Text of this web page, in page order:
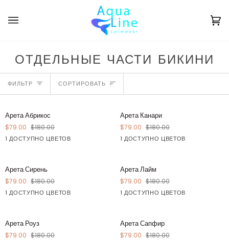
содержанию
ОТДЕЛЬНЫЕ ЧАСТИ БИКИНИ
ФИЛЬТР СОРТИРОВАТЬ
СОРТИРОВАТЬ
Арета
Абрикос
Арета Абрикос
$79.00 $180.00
1 ДОСТУПНО ЦВЕТОВ
Арета
Канари
Арета Канари
$79.00 $180.00
1 ДОСТУПНО ЦВЕТОВ
Арета
Сирень
Арета Сирень
$79.00 $180.00
1 ДОСТУПНО ЦВЕТОВ
Арета
Лайм
Арета Лайм
$79.00 $180.00
1 ДОСТУПНО ЦВЕТОВ
Арета
Роуз
Арета Роуз
$79.00 $180.00
Арета
Сапфир
Арета Сапфир
$79.00 $180.00